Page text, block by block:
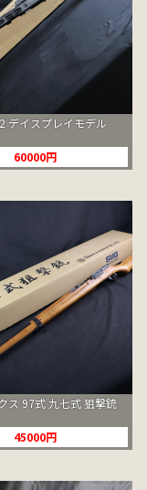
デイスプレイモデル
60000円
ス 97式 九七式 狙撃銃
45000円